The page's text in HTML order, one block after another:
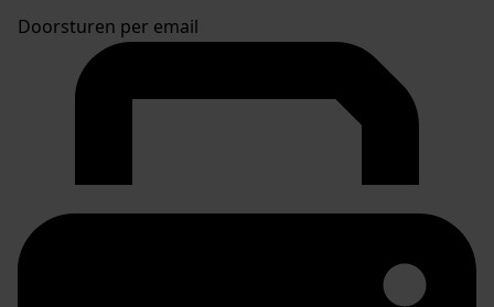
Doorsturen per email